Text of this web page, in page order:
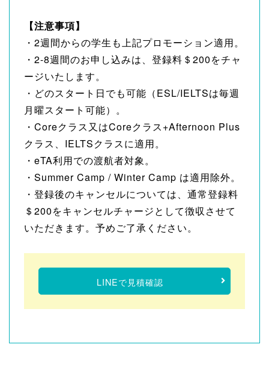
【注意事項】
・2週間からの学生も上記プロモーション適用。
・2-8週間のお申し込みは、登録料＄200をチャ
ージいたします。
・どのスタート日でも可能（ESL/IELTSは毎週
月曜スタート可能）。
・Coreクラス又はCoreクラス+Afternoon Plus
クラス、IELTSクラスに適用。
・eTA利用での渡航者対象。
・Summer Camp / Winter Camp は適用除外。
・登録後のキャンセルについては、通常登録料
＄200をキャンセルチャージとして徴収させて
いただきます。予めご了承ください。
LINEで見積確認